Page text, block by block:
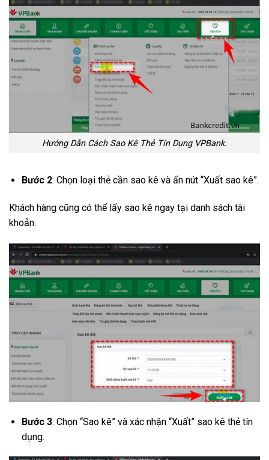
Hướng Dẫn Cách Sao Kê Thẻ Tín Dụng VPBank.
Bước 2: Chọn loại thẻ cần sao kê và ấn nút “Xuất sao kê”.
Khách hàng cũng có thể lấy sao kê ngay tại danh sách tài
khoản.
Bước 3: Chọn “Sao kê” và xác nhận “Xuất” sao kê thẻ tín
dụng.